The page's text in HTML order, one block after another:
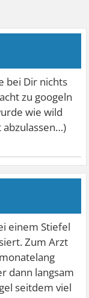
bei Dir nichts
zu googeln
wie wild
einem Stiefel
Zum Arzt
dann langsam
seitdem viel